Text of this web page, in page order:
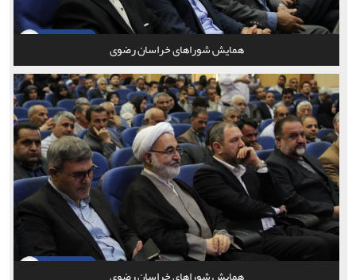
همایش شوراهای خراسان رضوی